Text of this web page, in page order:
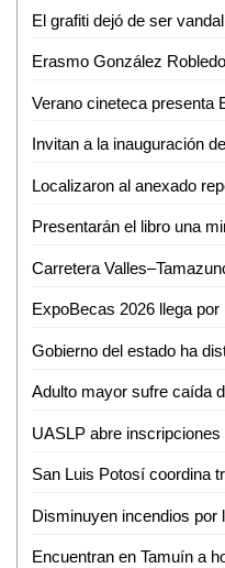
Localizaron al anexado
Adulto mayor sufre caída